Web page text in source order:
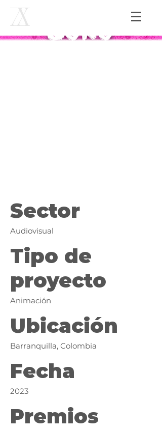
Sector
Audiovisual
Tipo de
proyecto
Animación
Ubicación
Barranquilla, Colombia
Fecha
2023
Premios